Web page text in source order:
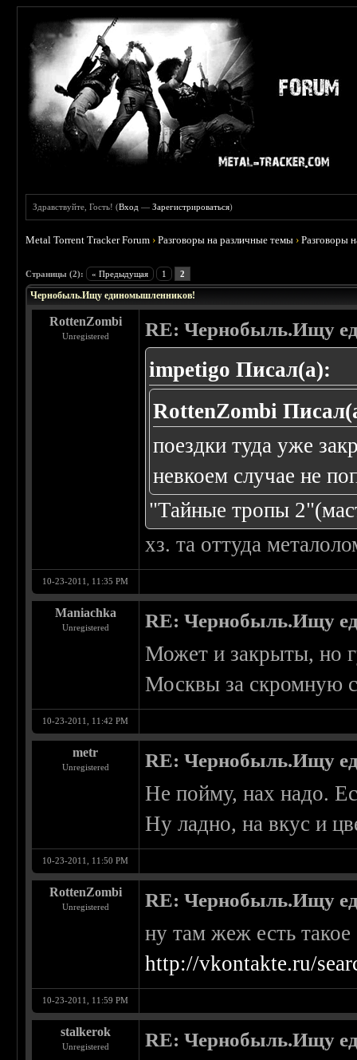
Здравствуйте, Гость! (Вход —Зарегистрироваться)
Metal Torrent Tracker Forum ›Разговоры на различные темы ›Разговоры
Страницы (2): « Предыдущая 1 2
Чернобыль.Ищу единомышленников!
RottenZombi
Unregistered RE: Чернобыль.Ищу
impetigo Писал(а):
RottenZombi
поездки туда уже
невкоем случае не
"Тайные тропы
хз. та оттуда
10-23-2011, 11:35 PM
Maniachka
Unregistered RE: Чернобыль.Ищу
Может и закрыты, но
Москвы за скромную
10-23-2011, 11:42 PM
metr
Unregistered RE: Чернобыль.Ищу
Не пойму, нах надо.
Ну ладно, на вкус и
10-23-2011, 11:50 PM
RottenZombi
Unregistered RE: Чернобыль.Ищу
ну там жеж есть такое
http://vkontakte.ru/
10-23-2011, 11:59 PM
stalkerok
Unregistered RE: Чернобыль.Ищу